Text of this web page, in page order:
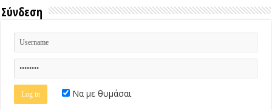
Σύνδεση
Να με θυμάσαι